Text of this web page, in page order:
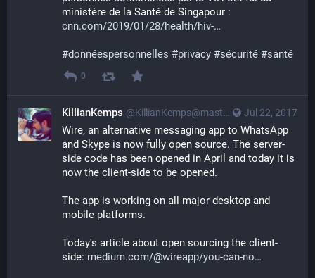
ministère de la Santé de Singapour :
cnn.com/2019/01/28/health/hiv-
#donnéespersonnelles #privacy #sécurité #santé
0
Jul 22, 2017
KillianKemps @KillianKemps@mastodon.qowala.org
Wire, an alternative messaging app to WhatsApp
and Skype is now fully open source. The server-
side code has been opened in April and today it is
now the client-side to be opened.
The app is working on all major desktop and
mobile platforms.
Today's article about open sourcing the client-
side: medium.com/@wireapp/you-can-no